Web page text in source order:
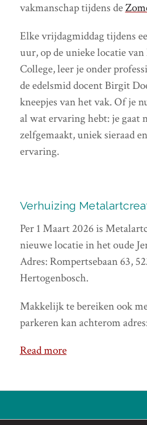
vakmanschap tijdens de
Elke vrijdagmiddag tijdens
uur, op de unieke locatie van
College, leer je onder
de edelsmid docent Birgit
kneepjes van het vak. Of je
al wat ervaring hebt: je gaat
zelfgemaakt, uniek sieraad
ervaring.
Verhuizing
Per 1 Maart 2026 is
nieuwe locatie in het oude
Adres: Rompertsebaan 63,
Hertogenbosch.
Makkelijk te bereiken ook
parkeren kan achterom
Read more